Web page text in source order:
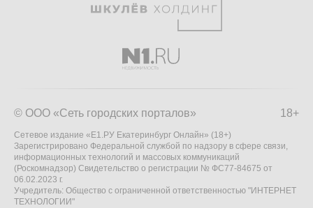
18+
© ООО «Сеть городских порталов»
Сетевое издание «Е1.РУ Екатеринбург Онлайн» (18+)
Зарегистрировано Федеральной службой по надзору в сфере связи,
информационных технологий и массовых коммуникаций
(Роскомнадзор) Свидетельство о регистрации № ФС77-84675 от
06.02.2023 г.
Учредитель: Общество с ограниченной ответственностью "ИНТЕРНЕТ
ТЕХНОЛОГИИ"